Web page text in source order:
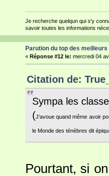
Je recherche quelqun qui s'y
savoir toutes les informations
Parution du top des
« Réponse #12 le: mercredi 04
Citation de:
Sympa les
(J'avoue quand même avoir
le Monde des ténèbres dit
Pourtant, si